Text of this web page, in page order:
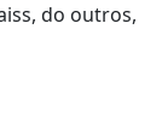
do outros,